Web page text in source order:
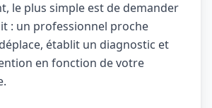
le plus simple est de demander
: un professionnel proche
établit un diagnostic et
en fonction de votre